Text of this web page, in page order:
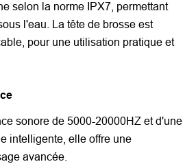
selon la norme IPX7, permettant
l'eau. La tête de brosse est
pour une utilisation pratique et
sonore de 5000-20000HZ et d'une
intelligente, elle offre une
avancée.